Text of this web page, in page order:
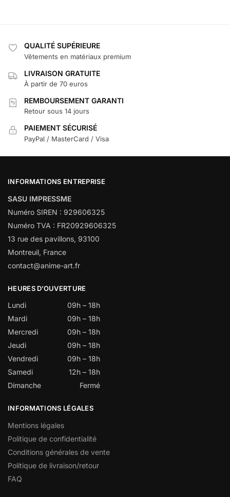
QUALITÉ SUPÉRIEURE
Vêtements en matériaux premium
LIVRAISON GRATUITE
À partir de 70 euros
REMBOURSEMENT GARANTI
Retour sous 14 jours
PAIEMENT SÉCURISÉ
PayPal / MasterCard / Visa
INFORMATIONS ENTREPRISE
SASU IMPRESSME
Numéro SIREN : 929606325
Numéro TVA : FR20929606325
13 rue des pavillons, 93100
Montreuil, France
contact@anime-art.fr
HEURES D’OUVERTURE
Lundi
09h – 18h
Mardi
09h – 18h
Mercredi
09h – 18h
Jeudi
09h – 18h
Vendredi
09h – 18h
Samedi
12h – 18h
Dimanche
Fermé
INFORMATIONS LÉGALES
Mentions légales
Politique de confidentialité
Conditions générales de vente
Politique de livraison/retour
FAQ